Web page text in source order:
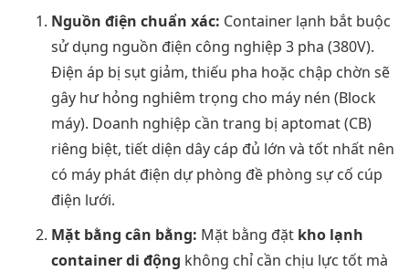
Nguồn điện chuẩn xác: Container lạnh bắt buộc
sử dụng nguồn điện công nghiệp 3 pha (380V).
Điện áp bị sụt giảm, thiếu pha hoặc chập chờn sẽ
gây hư hỏng nghiêm trọng cho máy nén (Block
máy). Doanh nghiệp cần trang bị aptomat (CB)
riêng biệt, tiết diện dây cáp đủ lớn và tốt nhất nên
có máy phát điện dự phòng đề phòng sự cố cúp
điện lưới.
Mặt bằng cân bằng: Mặt bằng đặt kho lạnh
container di động không chỉ cần chịu lực tốt mà